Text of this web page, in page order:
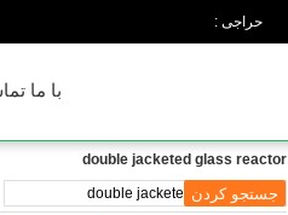
حراجی :
با ما
double jacketed glass reactor